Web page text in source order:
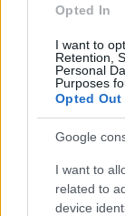
Opted In
I want to
Retention,
Personal
Purposes
Opted Out
Google
I want to
related to
device